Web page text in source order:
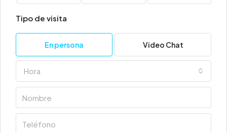
Tipo de visita
En persona Video Chat
Hora